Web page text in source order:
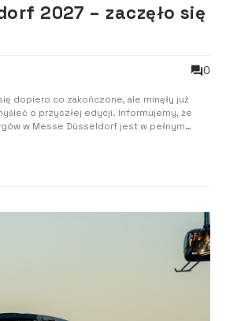
2027 – zaczęło się
0
dopiero co zakończone, ale minęły już
o przyszłej edycji. Informujemy, że
w Messe Düsseldorf jest w pełnym
na boot Düsseldorf 2027 (od 23 do